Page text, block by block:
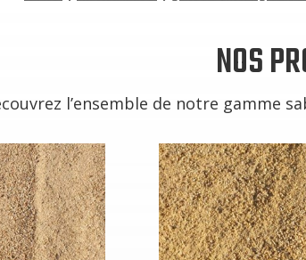
NOS
l’ensemble de notre gamme